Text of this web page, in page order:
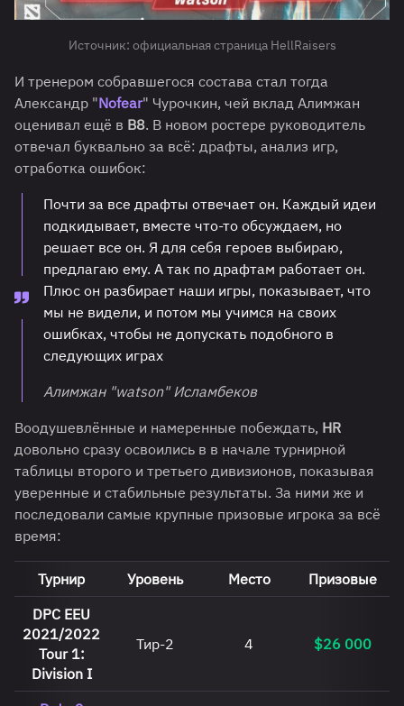
Источник: официальная страница HellRaisers
И тренером собравшегося состава стал тогда
Александр "Nofear" Чурочкин, чей вклад Алимжан
оценивал ещё в В8. В новом ростере руководитель
отвечал буквально за всё: драфты, анализ игр,
отработка ошибок:
Почти за все драфты отвечает он. Каждый идеи
подкидывает, вместе что-то обсуждаем, но
решает все он. Я для себя героев выбираю,
предлагаю ему. А так по драфтам работает он.
Плюс он разбирает наши игры, показывает, что
мы не видели, и потом мы учимся на своих
ошибках, чтобы не допускать подобного в
следующих играх
Алимжан "watson" Исламбеков
Воодушевлённые и намеренные побеждать, HR
довольно сразу освоились в в начале турнирной
таблицы второго и третьего дивизионов, показывая
уверенные и стабильные результаты. За ними же и
последовали самые крупные призовые игрока за всё
время:
Турнир Уровень Место
Призовые
DPC EEU
2021/2022
Tour 1:
Division I
Тир-2 4 $26 000